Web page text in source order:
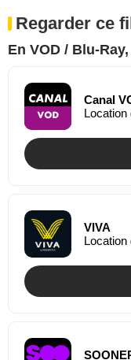
Regarder ce
En VOD / Blu-
Canal
Location
VIVA
Location